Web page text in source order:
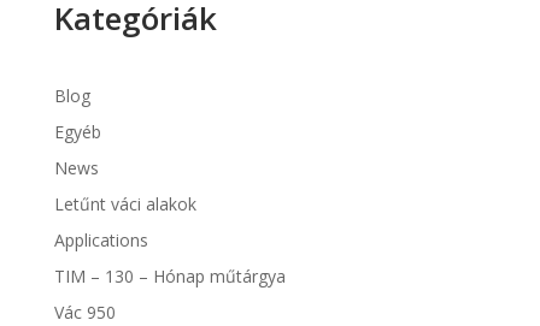
Kategóriák
Blog
Egyéb
News
Letűnt váci alakok
Applications
TIM – 130 – Hónap műtárgya
Vác 950